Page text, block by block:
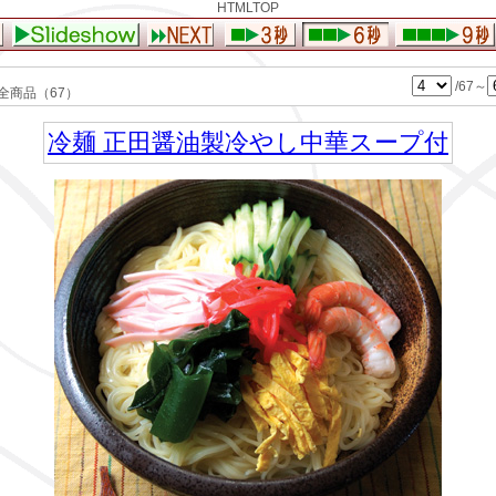
HTMLTOP
品（67） /67～
冷麺 正田醤油製冷やし中華スープ付